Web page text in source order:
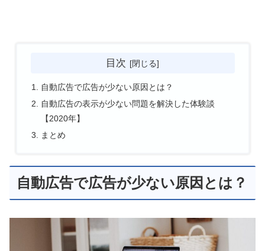
目次
自動広告で広告が少ない原因とは？
自動広告の表示が少ない問題を解決した体験談
【2020年】
まとめ
自動広告で広告が少ない原因とは？